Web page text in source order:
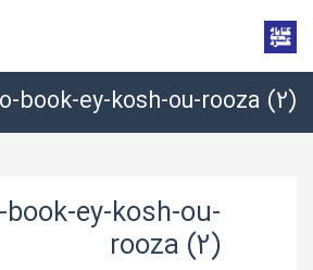
book-ey-kosh-ou-rooza (2)
ey-kosh-ou-
rooza (2)